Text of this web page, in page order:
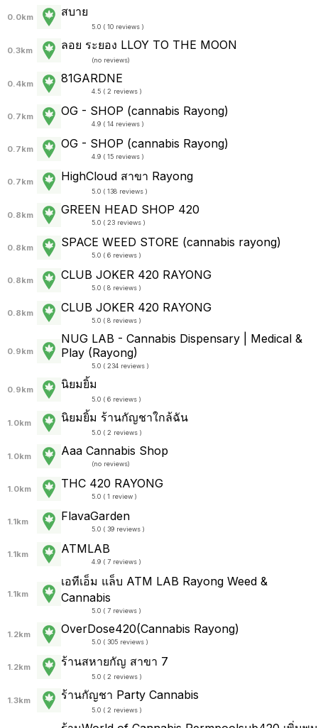
0.0km สบาย
5.0 ( 10 reviews )
0.3km ลอย ระยอง LLOY TO THE MOON
(no reviews)
0.4km 81GARDNE
4.5 ( 2 reviews )
0.7km OG - SHOP (cannabis Rayong)
4.9 ( 14 reviews )
0.7km OG - SHOP (cannabis Rayong)
4.9 ( 15 reviews )
0.7km HighCloud สาขา Rayong
5.0 ( 138 reviews )
0.8km GREEN HEAD SHOP 420
5.0 ( 23 reviews )
0.8km SPACE WEED STORE (cannabis rayong)
5.0 ( 6 reviews )
0.8km CLUB JOKER 420 RAYONG
5.0 ( 8 reviews )
0.8km CLUB JOKER 420 RAYONG
5.0 ( 8 reviews )
0.9km
NUG LAB - Cannabis Dispensary | Medical &
Play (Rayong)
5.0 ( 234 reviews )
0.9km นิยมยิ้ม
5.0 ( 6 reviews )
1.0km นิยมยิ้ม ร้านกัญชาใกล้ฉัน
5.0 ( 2 reviews )
1.0km Aaa Cannabis Shop
(no reviews)
1.0km THC 420 RAYONG
5.0 ( 1 review )
1.1km FlavaGarden
5.0 ( 39 reviews )
1.1km ATMLAB
4.9 ( 7 reviews )
1.1km
เอทีเอ็ม แล็บ ATM LAB Rayong Weed &
Cannabis
5.0 ( 7 reviews )
1.2km OverDose420(Cannabis Rayong)
5.0 ( 305 reviews )
1.2km ร้านสหายกัญ สาขา 7
5.0 ( 2 reviews )
1.3km ร้านกัญชา Party Cannabis
5.0 ( 2 reviews )